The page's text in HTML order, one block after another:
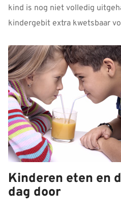
kind is nog niet volledig
kindergebit extra kwetsbaar
Kinderen eten en
dag door